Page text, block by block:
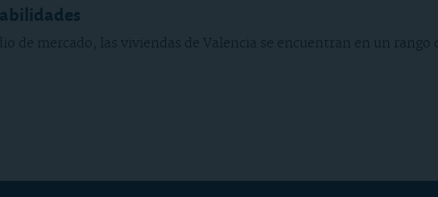
de mercado, las viviendas de Valencia se encuentran en un rango